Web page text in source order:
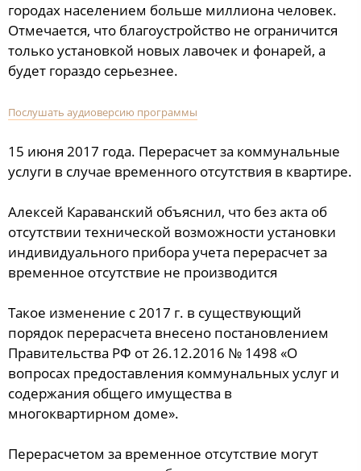
городах населением больше миллиона человек.
Отмечается, что благоустройство не ограничится
только установкой новых лавочек и фонарей, а
будет гораздо серьезнее.
Послушать аудиоверсию программы
15 июня 2017 года. Перерасчет за коммунальные
услуги в случае временного отсутствия в квартире.
Алексей Караванский объяснил, что без акта об
отсутствии технической возможности установки
индивидуального прибора учета перерасчет за
временное отсутствие не производится
Такое изменение с 2017 г. в существующий
порядок перерасчета внесено постановлением
Правительства РФ от 26.12.2016 № 1498 «О
вопросах предоставления коммунальных услуг и
содержания общего имущества в
многоквартирном доме».
Перерасчетом за временное отсутствие могут